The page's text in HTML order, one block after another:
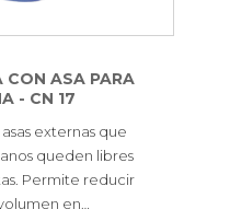
CON ASA PARA
- CN 17
externas que
queden libres
Permite reducir
en…